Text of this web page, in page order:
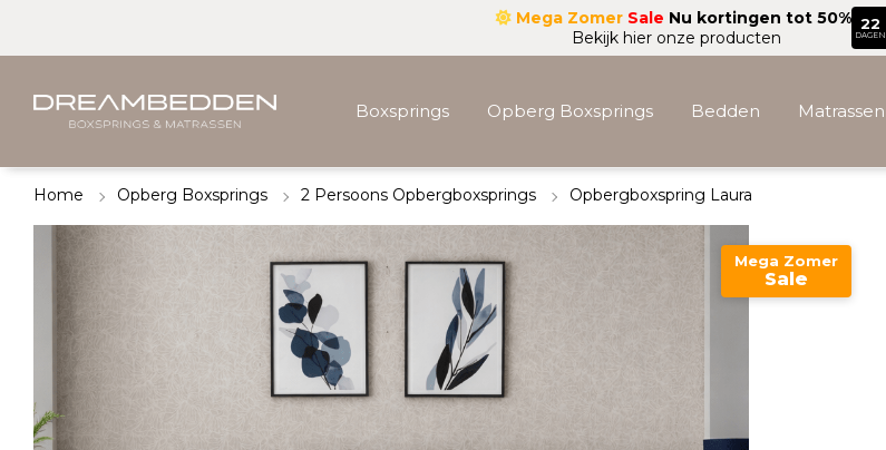
Mega Zomer Sale Nu kortingen tot 50%
Bekijk hier onze producten
22
DAGEN
Boxsprings Opberg Boxsprings Bedden Matrassen
Home Opberg Boxsprings 2 Persoons Opbergboxsprings Opbergboxspring Laura
Mega Zomer
Sale